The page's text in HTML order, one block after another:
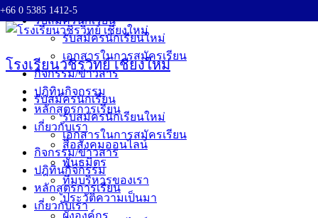
Skip
to
+66 0 5385 1412-5
โรงเรียนวชิรวิทย์ เชียงใหม่
รับสมัครนักเรียน
รับสมัครนักเรียนใหม่
เอกสารในการสมัครเรียน
กิจกรรม/ข่าวสาร
ปฎิทินกิจกรรม
หลักสูตรการเรียน
เกี่ยวกับเรา
รับสมัครนักเรียน
รับสมัครนักเรียนใหม่
เอกสารในการสมัครเรียน
กิจกรรม/ข่าวสาร
ปฎิทินกิจกรรม
หลักสูตรการเรียน
เกี่ยวกับเรา
สื่อสังคมออนไลน์
พันธมิตร
ทีมบริหารของเรา
ประวัติความเป็นมา
ผังองค์กร